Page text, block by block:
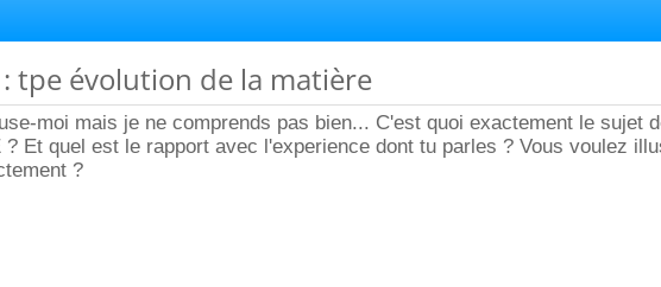
: tpe évolution de la matière
moi mais je ne comprends pas bien... C'est quoi exactement le sujet
? Et quel est le rapport avec l'experience dont tu parles ? Vous voulez
?